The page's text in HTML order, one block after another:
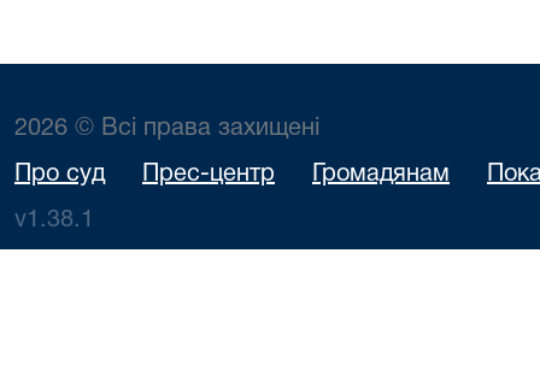
2026 © Всі права захищені
Про суд Прес-центр Громадянам
v1.38.1